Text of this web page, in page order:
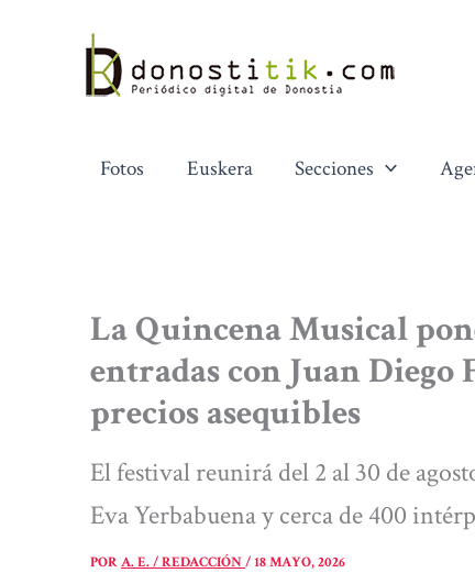
contenido
Fotos Euskera Secciones
La Quincena Musical
entradas con Juan Diego
precios asequibles
El festival reunirá del 2 al 30 de
Eva Yerbabuena y cerca de 400
PORA. E. / REDACCIÓN/18 MAYO, 2026